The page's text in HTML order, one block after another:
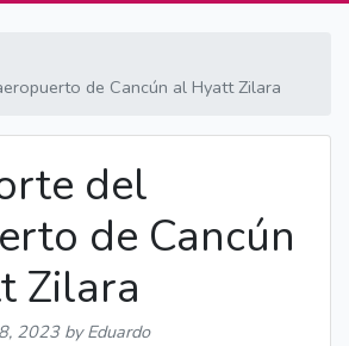
de Cancún al Hyatt Zilara
del
de Cancún
Zilara
2023by Eduardo